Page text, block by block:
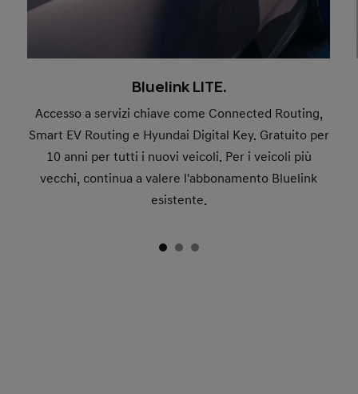
Bluelink LITE.
Accesso a servizi chiave come Connected Routing,
Smart EV Routing e Hyundai Digital Key. Gratuito per
10 anni per tutti i nuovi veicoli. Per i veicoli più
vecchi, continua a valere l'abbonamento Bluelink
esistente.